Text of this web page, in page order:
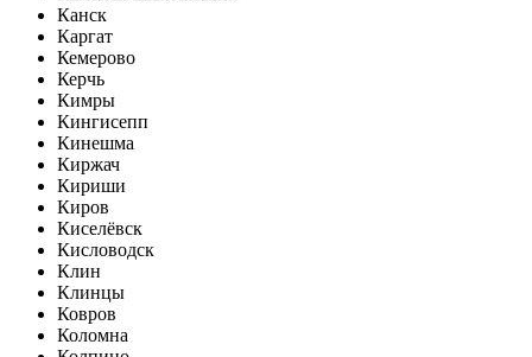
Канск
Каргат
Кемерово
Керчь
Кимры
Кингисепп
Кинешма
Киржач
Кириши
Киров
Киселёвск
Кисловодск
Клин
Клинцы
Ковров
Коломна